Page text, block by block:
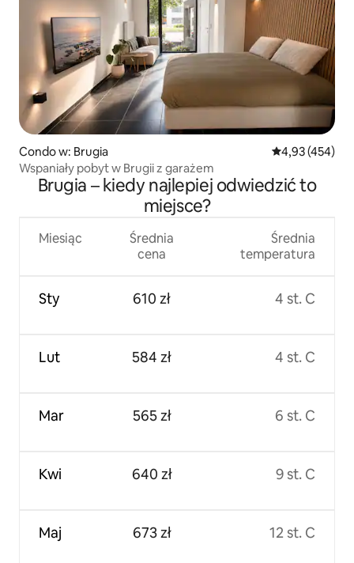
Condo w: Brugia Średnia
4,93 (454)
Wspaniały pobyt w Brugii z garażem
Brugia – kiedy najlepiej odwiedzić to
miejsce?
Miesiąc
Sty
Lut
Mar
Kwi
Maj
Średnia
cena
610 zł
584 zł
565 zł
640 zł
673 zł
Średnia
temperatura
4 st. C
4 st. C
6 st. C
9 st. C
12 st. C